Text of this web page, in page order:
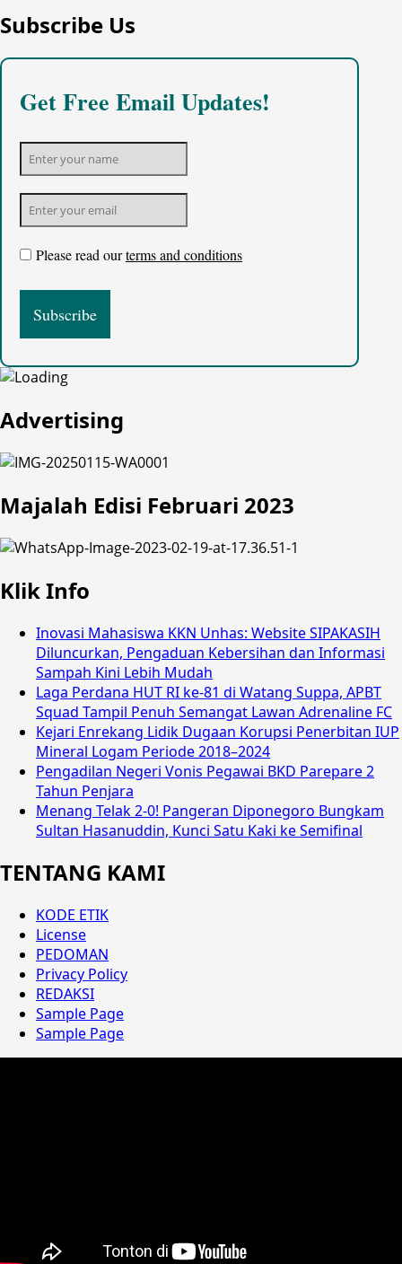
Subscribe Us
Get Free Email Updates!
Please read ourterms and conditions
Advertising
Majalah Edisi Februari 2023
Klik Info
Inovasi Mahasiswa KKN Unhas: Website SIPAKASIH
Diluncurkan, Pengaduan Kebersihan dan Informasi
Sampah Kini Lebih Mudah
Laga Perdana HUT RI ke-81 di Watang Suppa, APBT
Squad Tampil Penuh Semangat Lawan Adrenaline FC
Kejari Enrekang Lidik Dugaan Korupsi Penerbitan IUP
Mineral Logam Periode 2018–2024
Pengadilan Negeri Vonis Pegawai BKD Parepare 2
Tahun Penjara
Menang Telak 2-0! Pangeran Diponegoro Bungkam
Sultan Hasanuddin, Kunci Satu Kaki ke Semifinal
TENTANG KAMI
KODE ETIK
License
PEDOMAN
Privacy Policy
REDAKSI
Sample Page
Sample Page